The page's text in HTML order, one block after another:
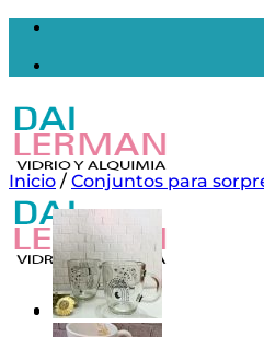
Saltar
contenido
Inicio / Conjuntos para